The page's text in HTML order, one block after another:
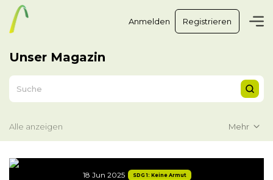
Anmelden Registrieren
Unser Magazin
Alle anzeigen Mehr
18 Jun 2025 SDG 1: Keine Armut